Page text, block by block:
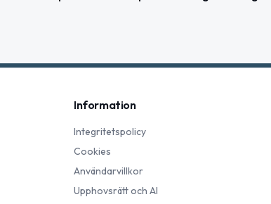
Information
Integritetspolicy
Cookies
Användarvillkor
Upphovsrätt och AI